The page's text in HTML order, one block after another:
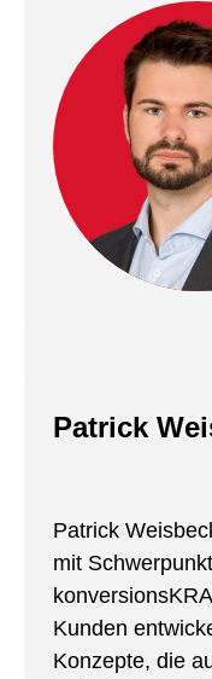
Patrick
Patrick
mit
Kunden
Konzepte, die